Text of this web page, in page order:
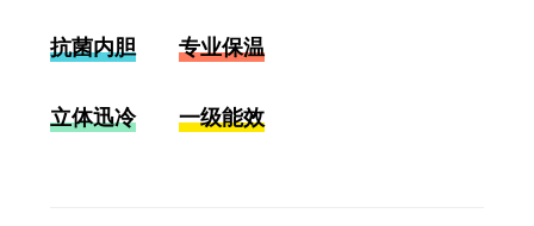
抗菌内胆 专业保温
立体迅冷 一级能效